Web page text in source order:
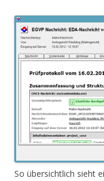
So übersichtlich sieht